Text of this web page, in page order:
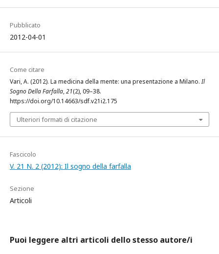
Pubblicato
2012-04-01
Come citare
Vari, A. (2012). La medicina della mente: una presentazione a Milano.Il
Sogno Della Farfalla,21(2), 09–38.
https://doi.org/10.14663/sdf.v21i2.175
Ulteriori formati di citazione
Fascicolo
V. 21 N. 2 (2012): Il sogno della farfalla
Sezione
Articoli
Puoi leggere altri articoli dello stesso autore/i